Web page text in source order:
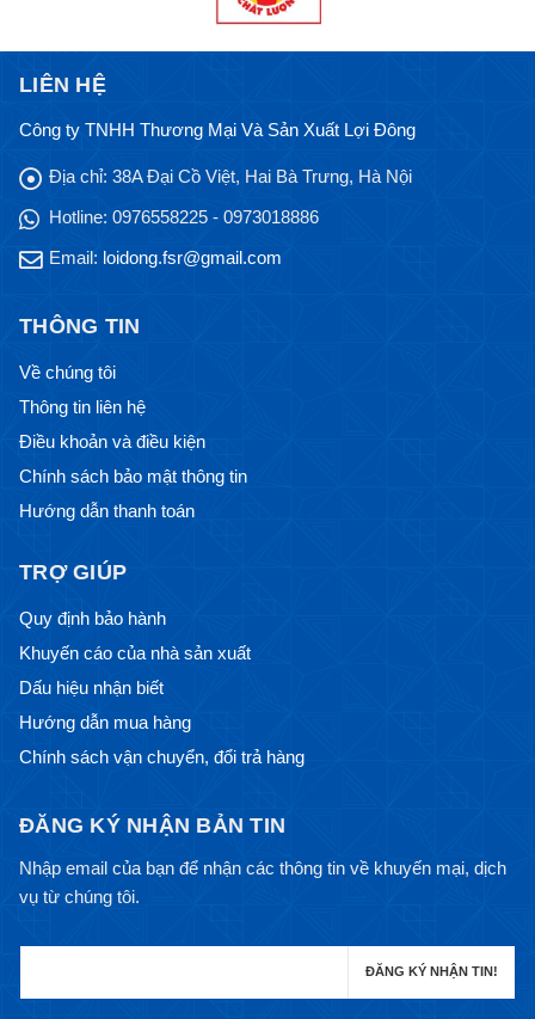
LIÊN HỆ
Công ty TNHH Thương Mại Và Sản Xuất Lợi Đông
Địa chỉ: 38A Đại Cồ Việt, Hai Bà Trưng, Hà Nội
Hotline: 0976558225 - 0973018886
Email: loidong.fsr@gmail.com
THÔNG TIN
Về chúng tôi
Thông tin liên hệ
Điều khoản và điều kiện
Chính sách bảo mật thông tin
Hướng dẫn thanh toán
TRỢ GIÚP
Quy định bảo hành
Khuyến cáo của nhà sản xuất
Dấu hiệu nhận biết
Hướng dẫn mua hàng
Chính sách vận chuyển, đổi trả hàng
ĐĂNG KÝ NHẬN BẢN TIN
Nhập email của bạn để nhận các thông tin về khuyến mại, dịch
vụ từ chúng tôi.